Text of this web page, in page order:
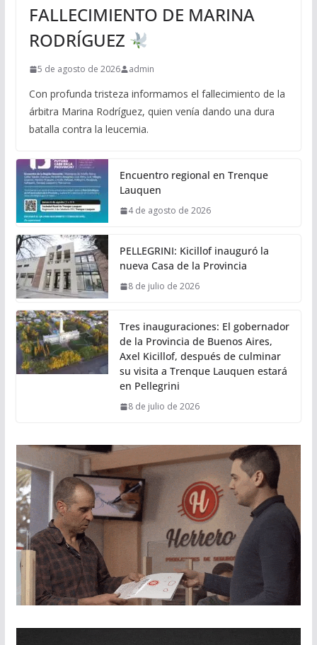
FALLECIMIENTO DE MARINA
RODRÍGUEZ
5 de agosto de 2026 admin
Con profunda tristeza informamos el fallecimiento de la
árbitra Marina Rodríguez, quien venía dando una dura
batalla contra la leucemia.
Encuentro regional en Trenque
Lauquen
4 de agosto de 2026
PELLEGRINI: Kicillof inauguró la
nueva Casa de la Provincia
8 de julio de 2026
Tres inauguraciones: El gobernador
de la Provincia de Buenos Aires,
Axel Kicillof, después de culminar
su visita a Trenque Lauquen estará
en Pellegrini
8 de julio de 2026